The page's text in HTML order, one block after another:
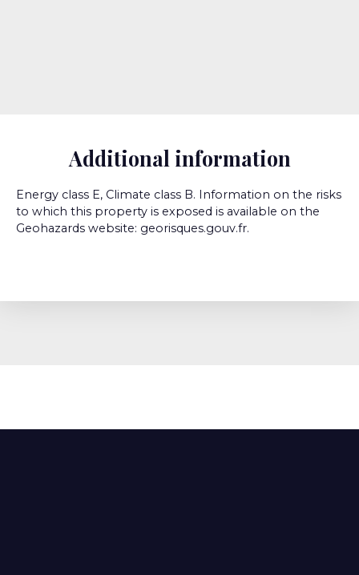
Additional information
Energy class E, Climate class B. Information on the risks
to which this property is exposed is available on the
Geohazards website: georisques.gouv.fr.